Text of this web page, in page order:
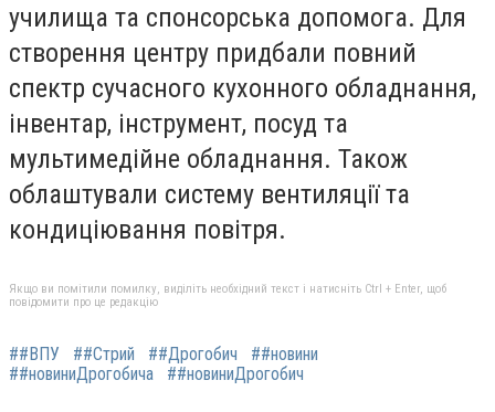
училища та спонсорська допомога. Для
створення центру придбали повний
спектр сучасного кухонного обладнання,
інвентар, інструмент, посуд та
мультимедійне обладнання. Також
облаштували систему вентиляції та
кондиціювання повітря.
Якщо ви помітили помилку, виділіть необхідний текст і натисніть Ctrl + Enter, щоб
повідомити про це редакцію
##ВПУ ##Стрий ##Дрогобич
##новини
##новиниДрогобича
##новиниДрогобич